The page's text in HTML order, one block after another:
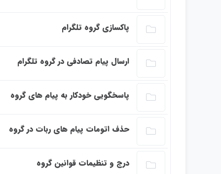
این بخش خصوصی می باشد. برای دسترسی کامل
پاکسازی گروه تلگرام
این بخش خصوصی می باشد. برای دسترسی
ارسال پیام تصادفی در گروه تلگرام
این بخش خصوصی می باشد. برای دسترسی کامل
پاسخگویی خودکار به پیام های گروه
این بخش خصوصی می باشد. برای دسترسی کامل
حذف اتومات پیام های ربات در گروه
این بخش خصوصی می باشد. برای دسترسی کامل
درج و تنظیمات قوانین گروه